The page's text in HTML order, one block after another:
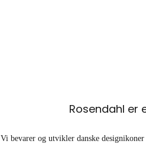
Rosendahl er
Vi bevarer og utvikler danske